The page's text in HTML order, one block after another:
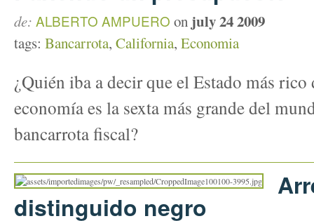
de: ALBERTO AMPUERO on july 24 2009
tags: Bancarrota, California, Economia
¿Quién iba a decir que el Estado más
economía es la sexta más grande del
bancarrota fiscal?
distinguido negro